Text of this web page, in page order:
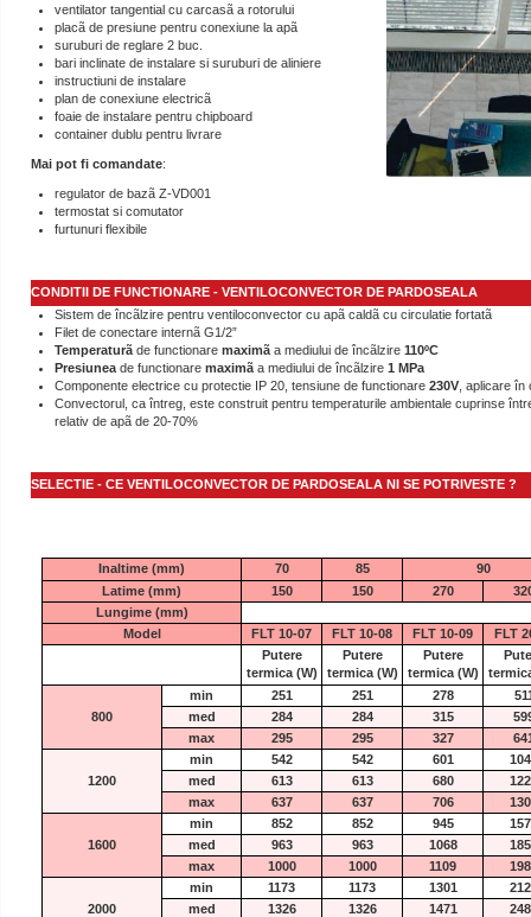
ventilator tangential cu carcasã a rotorului
placã de presiune pentru conexiune la apã
suruburi de reglare 2 buc.
bari inclinate de instalare si suruburi de aliniere
instructiuni de instalare
plan de conexiune electricã
foaie de instalare pentru chipboard
container dublu pentru livrare
Mai pot fi comandate:
regulator de bazã Z-VD001
termostat si comutator
furtunuri flexibile
CONDITII DE FUNCTIONARE - VENTILOCONVECTOR DE PARDOSEALA
Sistem de încãlzire pentru ventiloconvector cu apã caldã cu circulatie fortatã
Filet de conectare internã G1/2”
Temperaturã de functionare maximã a mediului de încãlzire 110ºC
Presiunea de functionare maximã a mediului de încãlzire 1 MPa
Componente electrice cu protectie IP 20, tensiune de functionare 230V , aplicare
Convectorul, ca întreg, este construit pentru temperaturile ambientale cuprinse
relativ de apã de 20-70%
SELECTIE - CE VENTILOCONVECTOR DE PARDOSEALA NI SE POTRIVESTE ?
Inaltime (mm) 70 85
90
Latime (mm)
150 150 270
Lungime (mm)
Model
FLT 10-07 FLT 10-08 FLT 10-09
FLT
Putere
termica(W)
Putere
termica(W)
Putere
termica(W)
800
min 251 251 278
med
284 284 315
max
295 295 327
1200
min 542 542 601
med
613 613 680
max
637 637 706
1600
min 852 852 945
med
963 963 1068
max
1000 1000 1109
2000
min 1173 1173 1301
med
1326 1326 1471